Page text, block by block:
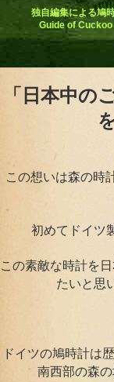
独自編集による鳩
Guide of
「日本中の
この想いは森の時
初めてドイツ
この素敵な時計を
たいと思
ドイツの鳩時計は
南西部の森